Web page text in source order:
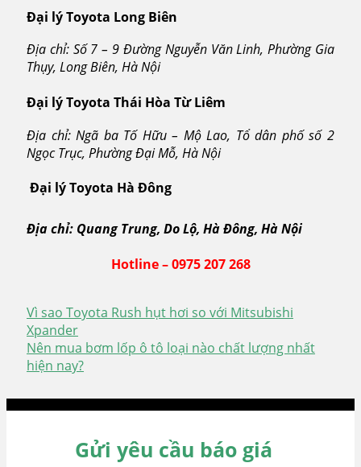
Đại lý Toyota Long Biên
Địa chỉ: Số 7 – 9 Đường Nguyễn Văn Linh, Phường Gia
Thụy, Long Biên, Hà Nội
Đại lý Toyota Thái Hòa Từ Liêm
Địa chỉ: Ngã ba Tố Hữu – Mộ Lao, Tổ dân phố số 2
Ngọc Trục, Phường Đại Mỗ, Hà Nội
Đại lý Toyota Hà Đông
Địa chỉ: Quang Trung, Do Lộ, Hà Đông, Hà Nội
Hotline – 0975 207 268
Điều
hướng
viết
Vì sao Toyota Rush hụt hơi so với Mitsubishi
Xpander
Nên mua bơm lốp ô tô loại nào chất lượng nhất
hiện nay?
Gửi yêu cầu báo giá